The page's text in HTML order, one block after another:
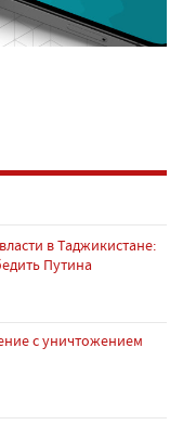
в Таджикистане:
Путина
с уничтожением